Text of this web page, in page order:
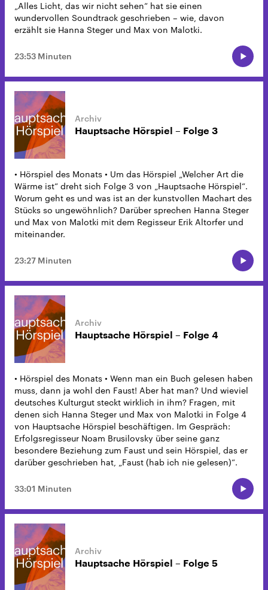
„Alles Licht, das wir nicht sehen“ hat sie einen
wundervollen Soundtrack geschrieben – wie, davon
erzählt sie Hanna Steger und Max von Malotki.
23:53 Minuten
Hauptsache Hörspiel – Folge 3
• Hörspiel des Monats • Um das Hörspiel „Welcher Art die
Wärme ist“ dreht sich Folge 3 von „Hauptsache Hörspiel“.
Worum geht es und was ist an der kunstvollen Machart des
Stücks so ungewöhnlich? Darüber sprechen Hanna Steger
und Max von Malotki mit dem Regisseur Erik Altorfer und
miteinander.
23:27 Minuten
Hauptsache Hörspiel – Folge 4
• Hörspiel des Monats • Wenn man ein Buch gelesen haben
muss, dann ja wohl den Faust! Aber hat man? Und wieviel
deutsches Kulturgut steckt wirklich in ihm? Fragen, mit
denen sich Hanna Steger und Max von Malotki in Folge 4
von Hauptsache Hörspiel beschäftigen. Im Gespräch:
Erfolgsregisseur Noam Brusilovsky über seine ganz
besondere Beziehung zum Faust und sein Hörspiel, das er
darüber geschrieben hat, „Faust (hab ich nie gelesen)“.
33:01 Minuten
Hauptsache Hörspiel – Folge 5